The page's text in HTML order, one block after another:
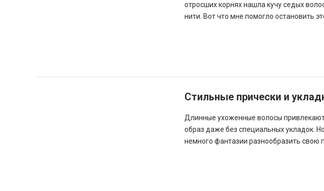
отросших корнях нашла кучу седых
нити. Вот что мне помогло остановить
Стильные прически и
Длинные ухоженные волосы
образ даже без специальных укладок.
немного фантазии разнообразить свою